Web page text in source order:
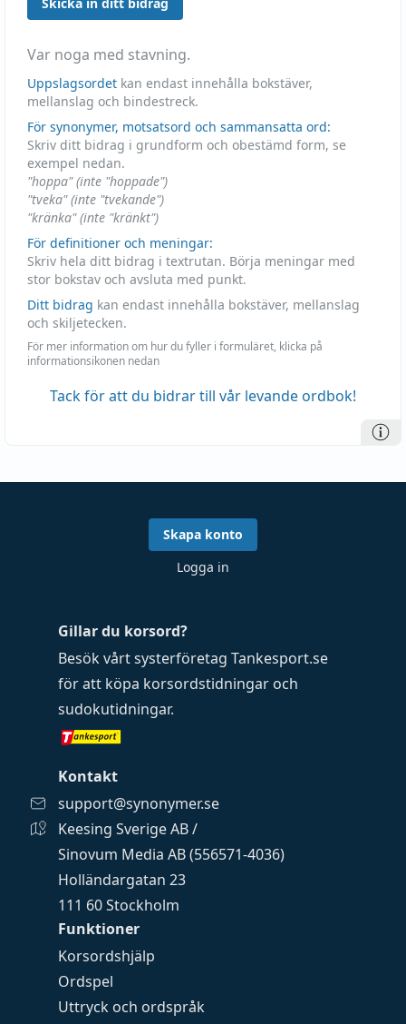
Var noga med stavning.
Uppslagsordet kan endast innehålla bokstäver,
mellanslag och bindestreck.
För synonymer, motsatsord och sammansatta ord:
Skriv ditt bidrag i grundform och obestämd form, se
exempel nedan.
"hoppa" (inte "hoppade")
"tveka" (inte "tvekande")
"kränka" (inte "kränkt")
För definitioner och meningar:
Skriv hela ditt bidrag i textrutan. Börja meningar med
stor bokstav och avsluta med punkt.
Ditt bidrag kan endast innehålla bokstäver, mellanslag
och skiljetecken.
För mer information om hur du fyller i formuläret, klicka på
informationsikonen nedan
Tack för att du bidrar till vår levande ordbok!
Funktioner
Korsordshjälp
Ordspel
Uttryck och ordspråk
Gillar du korsord?
Besök vårt systerföretag Tankesport.se
för att köpa korsordstidningar och
sudokutidningar.
Kontakt
support@synonymer.se
Keesing Sverige AB /
Sinovum Media AB (556571-4036)
Holländargatan 23
111 60 Stockholm
Skapa konto
Logga in